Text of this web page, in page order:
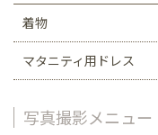
着物
マタニティ用ドレス
写真撮影メニュー